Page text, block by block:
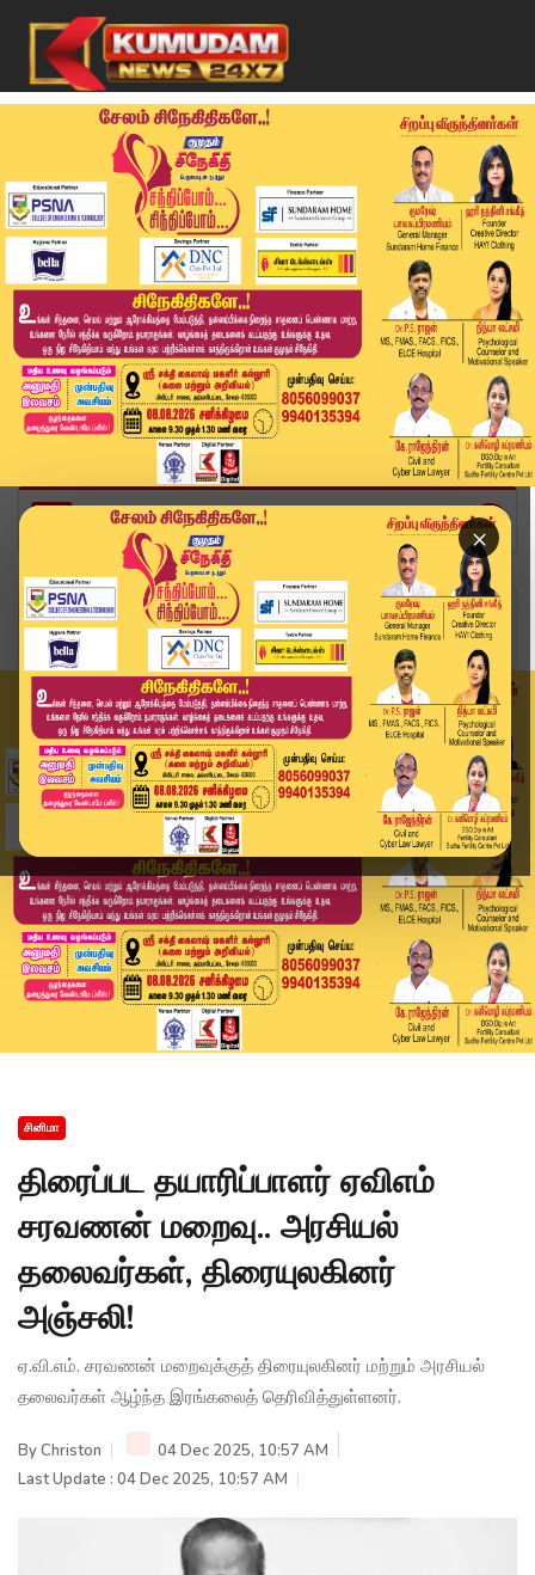
×
Home
சினிமா
திரைப்பட தயாரிப்பாளர் ஏவிஎம் சரவணன் மறைவு.. அரச...
சினிமா
திரைப்பட தயாரிப்பாளர் ஏவிஎம்
சரவணன் மறைவு.. அரசியல்
தலைவர்கள், திரையுலகினர்
அஞ்சலி!
ஏ.வி.எம். சரவணன் மறைவுக்குத் திரையுலகினர் மற்றும் அரசியல்
தலைவர்கள் ஆழ்ந்த இரங்கலைத் தெரிவித்துள்ளனர்.
ByChriston
04 Dec 2025, 10:57 AM
Last Update : 04 Dec 2025, 10:57 AM